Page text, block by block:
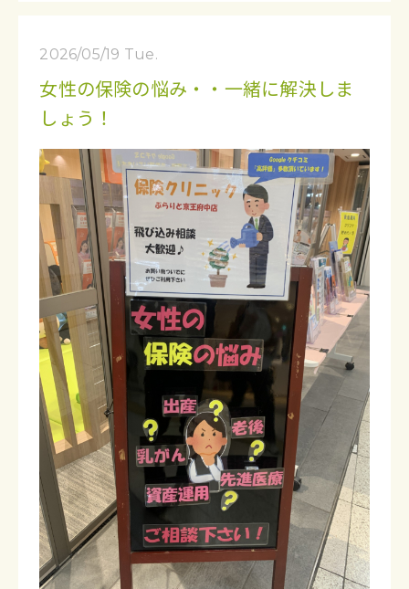
2026/05/19 Tue.
女性の保険の悩み・・一緒に解決しま
しょう！